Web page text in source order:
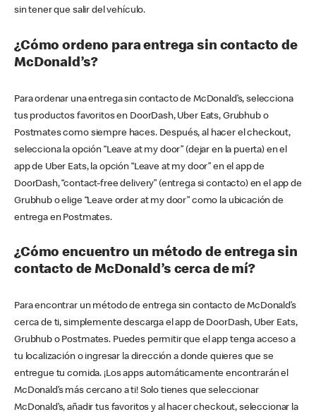
sin tener que salir del vehículo.
¿Cómo ordeno para entrega sin contacto de
McDonald’s?
Para ordenar una entrega sin contacto de McDonald’s, selecciona
tus productos favoritos en DoorDash, Uber Eats, Grubhub o
Postmates como siempre haces. Después, al hacer el checkout,
selecciona la opción “Leave at my door” (dejar en la puerta) en el
app de Uber Eats, la opción “Leave at my door” en el app de
DoorDash, “contact-free delivery” (entrega si contacto) en el app de
Grubhub o elige “Leave order at my door” como la ubicación de
entrega en Postmates.
¿Cómo encuentro un método de entrega sin
contacto de McDonald’s cerca de mí?
Para encontrar un método de entrega sin contacto de McDonald’s
cerca de ti, simplemente descarga el app de DoorDash, Uber Eats,
Grubhub o Postmates. Puedes permitir que el app tenga acceso a
tu localización o ingresar la dirección a donde quieres que se
entregue tu comida. ¡Los apps automáticamente encontrarán el
McDonald’s más cercano a ti! Solo tienes que seleccionar
McDonald’s, añadir tus favoritos y al hacer checkout, seleccionar la